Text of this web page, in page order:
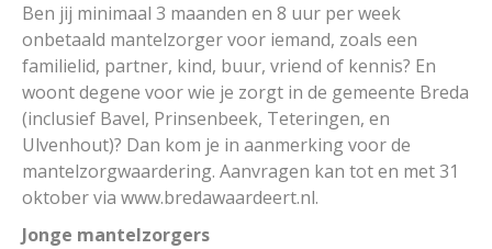
Ben jij minimaal 3 maanden en 8 uur per week
onbetaald mantelzorger voor iemand, zoals een
familielid, partner, kind, buur, vriend of kennis? En
woont degene voor wie je zorgt in de gemeente Breda
(inclusief Bavel, Prinsenbeek, Teteringen, en
Ulvenhout)? Dan kom je in aanmerking voor de
mantelzorgwaardering. Aanvragen kan tot en met 31
oktober via www.bredawaardeert.nl.
Jonge mantelzorgers